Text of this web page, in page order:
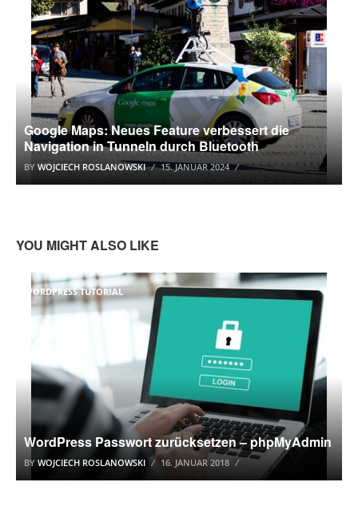
Google Maps: Neues Feature verbessert die
Navigation in Tunneln durch Bluetooth
BY WOJCIECH ROSLANOWSKI 15. JANUAR 2024
YOU MIGHT ALSO LIKE
WORDPRESS TUTORIAL
WordPress Passwort zurücksetzen – phpMyAdmin
BY WOJCIECH ROSLANOWSKI 16. JANUAR 2018